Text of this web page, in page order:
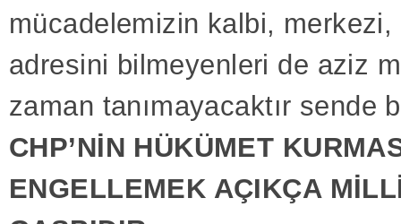
mücadelemizin kalbi, merkezi,
adresini bilmeyenleri de aziz
zaman tanımayacaktır sende
CHP’NİN HÜKÜMET
ENGELLEMEK AÇIKÇA